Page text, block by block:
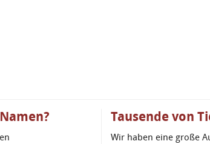
Tausende von
Wir haben eine große